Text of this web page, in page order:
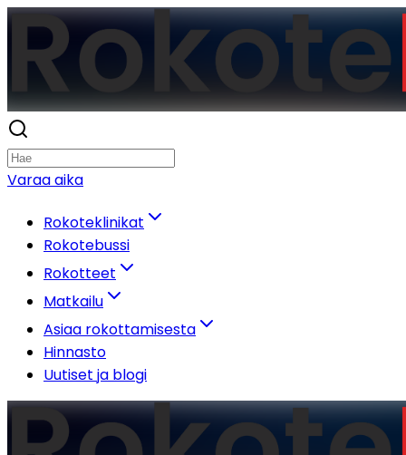
Varaa aika
Rokoteklinikat
Rokotebussi
Rokotteet
Matkailu
Asiaa rokottamisesta
Hinnasto
Uutiset ja blogi